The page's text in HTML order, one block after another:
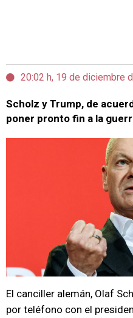
20:02 h, 19 de diciembre
Scholz y Trump, de
poner pronto fin a la
El canciller alemán, Olaf
por teléfono con el